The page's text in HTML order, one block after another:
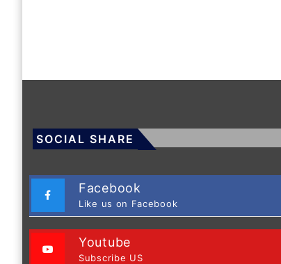
SOCIAL SHARE
Facebook
Like us on Facebook
Youtube
Subscribe US